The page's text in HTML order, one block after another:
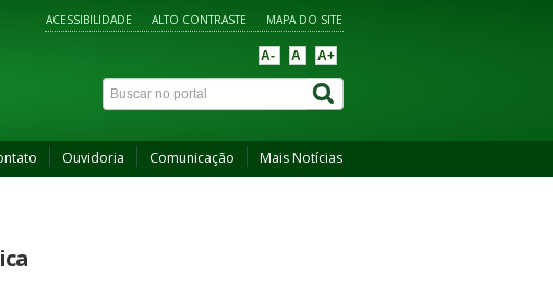
ACESSIBILIDADE ALTO CONTRASTE MAPA DO SITE
A- A A+
Ouvidoria Comunicação Mais Notícias